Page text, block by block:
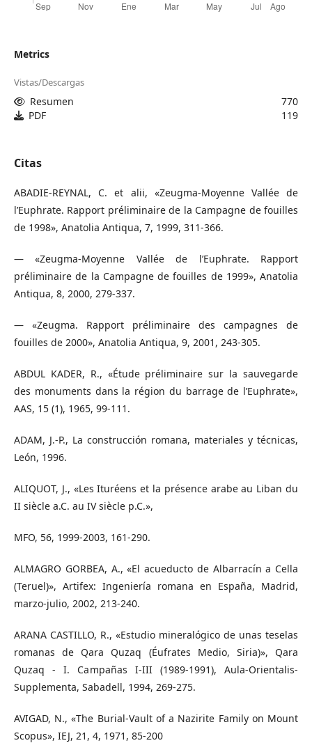
Metrics
Vistas/Descargas
Resumen
770
PDF
119
Citas
ABADIE-REYNAL, C. et alii, «Zeugma-Moyenne Vallée de
l’Euphrate. Rapport préliminaire de la Campagne de fouilles
de 1998», Anatolia Antiqua, 7, 1999, 311-366.
— «Zeugma-Moyenne Vallée de l’Euphrate. Rapport
préliminaire de la Campagne de fouilles de 1999», Anatolia
Antiqua, 8, 2000, 279-337.
— «Zeugma. Rapport préliminaire des campagnes de
fouilles de 2000», Anatolia Antiqua, 9, 2001, 243-305.
ABDUL KADER, R., «Étude préliminaire sur la sauvegarde
des monuments dans la région du barrage de l’Euphrate»,
AAS, 15 (1), 1965, 99-111.
ADAM, J.-P., La construcción romana, materiales y técnicas,
León, 1996.
ALIQUOT, J., «Les Ituréens et la présence arabe au Liban du
II siècle a.C. au IV siècle p.C.»,
MFO, 56, 1999-2003, 161-290.
ALMAGRO GORBEA, A., «El acueducto de Albarracín a Cella
(Teruel)», Artifex: Ingeniería romana en España, Madrid,
marzo-julio, 2002, 213-240.
ARANA CASTILLO, R., «Estudio mineralógico de unas teselas
romanas de Qara Quzaq (Éufrates Medio, Siria)», Qara
Quzaq - I. Campañas I-III (1989-1991), Aula-Orientalis-
Supplementa, Sabadell, 1994, 269-275.
AVIGAD, N., «The Burial-Vault of a Nazirite Family on Mount
Scopus», IEJ, 21, 4, 1971, 85-200